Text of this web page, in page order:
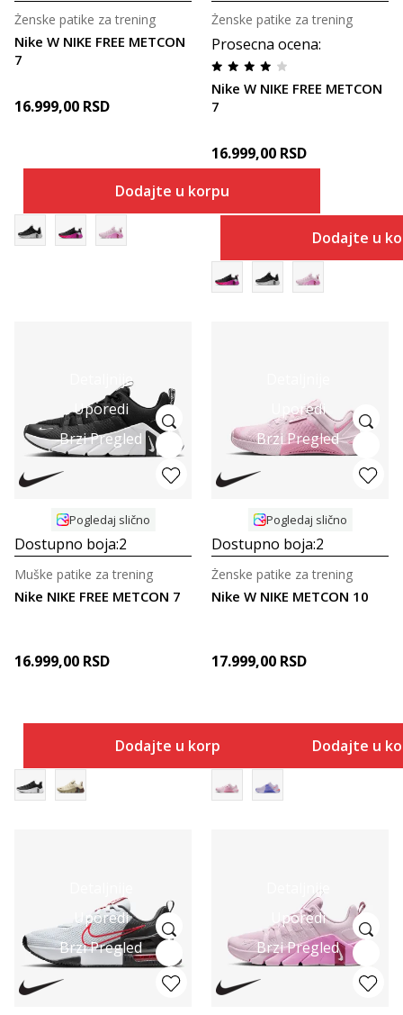
Nike W NIKE FREE METCON
7
Ženske patike za trening
16.999,00 RSD
Dodajte u korpu
Prosecna ocena:
Nike W NIKE FREE METCON
7
Ženske patike za trening
16.999,00 RSD
Dodajte u
Detaljnije
Uporedi
Brzi Pregled
Pogledaj slično
Dostupno boja:2
Nike NIKE FREE METCON 7
Muške patike za trening
16.999,00 RSD
Dodajte u korpu
Uporedi
Brzi Pregled
Pogledaj slično
Dostupno boja:2
Nike W NIKE METCON 10
Ženske patike za trening
17.999,00 RSD
Dodajte u
Uporedi
Brzi Pregled
Detaljnije
Uporedi
Brzi Pregled